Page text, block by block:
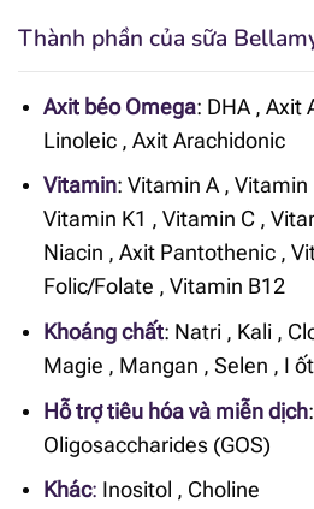
Thành phần của sữa
Axit béo Omega: DHA, Axit
Linoleic, Axit Arachidonic
Vitamin: Vitamin A, Vitamin
Vitamin K1 , Vitamin C,
Niacin , Axit Pantothenic,
Folic/Folate , Vitamin B12
Khoáng chất: Natri, Kali,
Magie , Mangan , Selen , I ốt
Hỗ trợ tiêu hóa và miễn dịch:
Oligosaccharides (GOS)
Khác: Inositol , Choline